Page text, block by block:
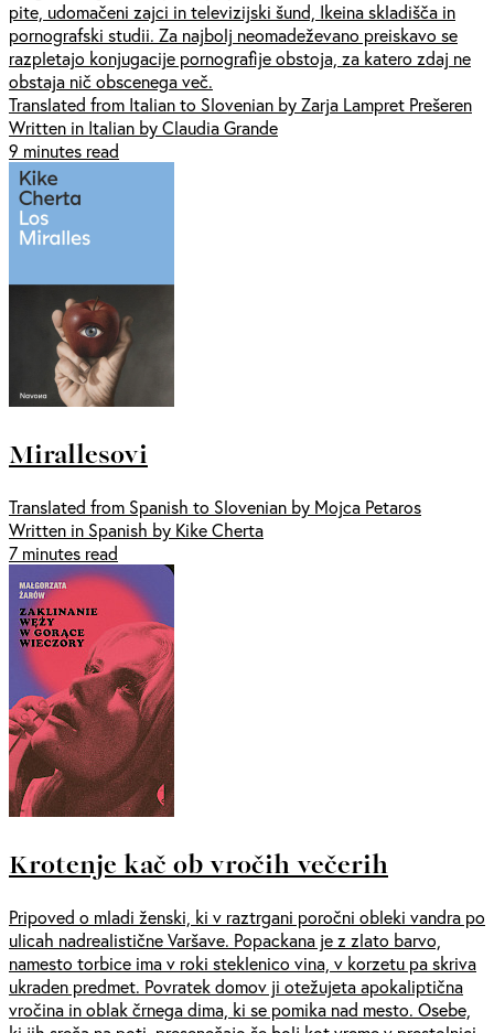
pite, udomačeni zajci in televizijski šund, Ikeina skladišča in
pornografski studii. Za najbolj neomadeževano preiskavo se
razpletajo konjugacije pornografije obstoja, za katero zdaj ne
obstaja nič obscenega več.
Translated from Italian to Slovenian by Zarja Lampret Prešeren
Written in Italian by Claudia Grande
9 minutes read
Mirallesovi
Translated from Spanish to Slovenian by Mojca Petaros
Written in Spanish by Kike Cherta
7 minutes read
Krotenje kač ob vročih večerih
Pripoved o mladi ženski, ki v raztrgani poročni obleki vandra po
ulicah nadrealistične Varšave. Popackana je z zlato barvo,
namesto torbice ima v roki steklenico vina, v korzetu pa skriva
ukraden predmet. Povratek domov ji otežujeta apokaliptična
vročina in oblak črnega dima, ki se pomika nad mesto. Osebe,